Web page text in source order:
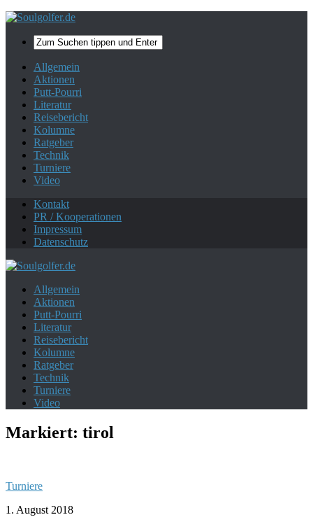
Allgemein
Aktionen
Putt-Pourri
Literatur
Reisebericht
Kolumne
Ratgeber
Technik
Turniere
Video
Kontakt
PR / Kooperationen
Impressum
Datenschutz
Allgemein
Aktionen
Putt-Pourri
Literatur
Reisebericht
Kolumne
Ratgeber
Technik
Turniere
Video
Markiert: tirol
Turniere
1. August 2018
Mehr zum Datenschutz. Ok, danke!